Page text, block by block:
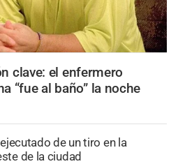
clave: el enfermero
“fue al baño” la noche
de un tiro en la
de la ciudad